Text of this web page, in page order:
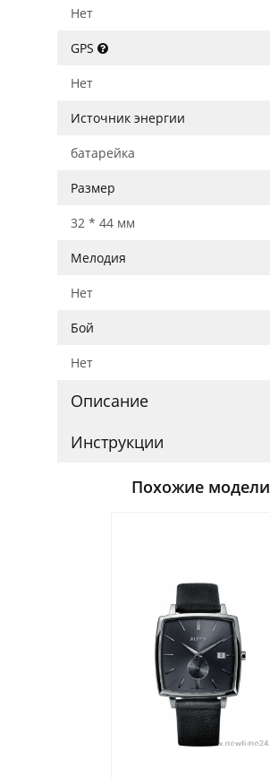
Нет
GPS
Нет
Источник энергии
батарейка
Размер
32 * 44 мм
Мелодия
Нет
Бой
Нет
Описание
Инструкции
Похожие модели